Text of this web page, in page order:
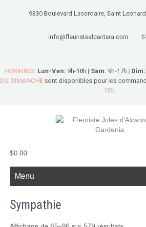
9330 Boulevard Lacordaire, Saint
info@fleuristealcantara.com
HORAIRES: Lun-Ven: 9h-18h | Sam: 9h-17h | Dim:
DU DIMANCHE sont disponibles pour les
15h.
$0.00
Menu
Sympathie